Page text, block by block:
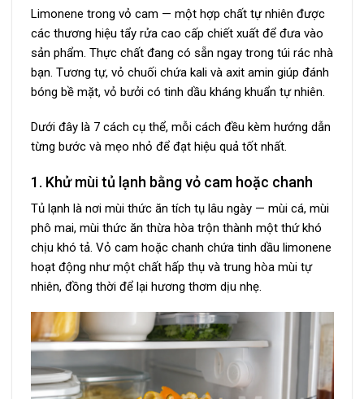
Limonene trong vỏ cam — một hợp chất tự nhiên được
các thương hiệu tẩy rửa cao cấp chiết xuất để đưa vào
sản phẩm. Thực chất đang có sẵn ngay trong túi rác nhà
bạn. Tương tự, vỏ chuối chứa kali và axit amin giúp đánh
bóng bề mặt, vỏ bưởi có tinh dầu kháng khuẩn tự nhiên.
Dưới đây là 7 cách cụ thể, mỗi cách đều kèm hướng dẫn
từng bước và mẹo nhỏ để đạt hiệu quả tốt nhất.
1. Khử mùi tủ lạnh bằng vỏ cam hoặc chanh
Tủ lạnh là nơi mùi thức ăn tích tụ lâu ngày — mùi cá, mùi
phô mai, mùi thức ăn thừa hòa trộn thành một thứ khó
chịu khó tả. Vỏ cam hoặc chanh chứa tinh dầu limonene
hoạt động như một chất hấp thụ và trung hòa mùi tự
nhiên, đồng thời để lại hương thơm dịu nhẹ.